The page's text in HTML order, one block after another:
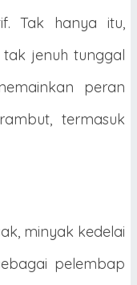
Tak hanya itu,
jenuh tunggal
peran
termasuk
minyak kedelai
pelembap